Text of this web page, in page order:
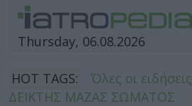
Thursday, 06.08.2026
HOT TAGS:
Όλες οι ειδήσεις
ΔΕΙΚΤΗΣ ΜΑΖΑΣ ΣΩΜΑΤΟΣ